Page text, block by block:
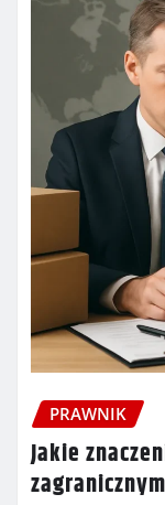
PRAWNIK
Jakie
zagranicznym